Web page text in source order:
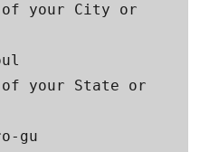
of your City or
of your State or